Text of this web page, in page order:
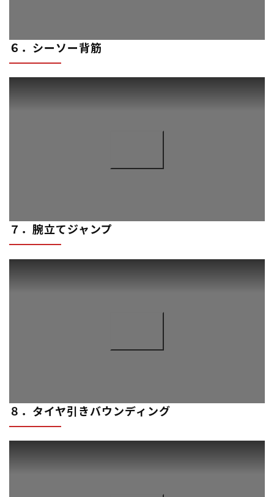
６．シーソー背筋
７．腕立てジャンプ
８．タイヤ引きバウンディング